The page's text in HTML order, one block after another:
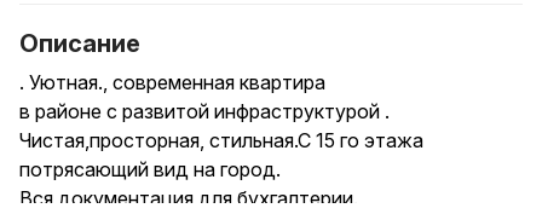
Описание
. Уютная., современная квартира
в районе с развитой инфраструктурой .
Чистая,просторная, стильная.С 15 го этажа
потрясающий вид на город.
Вся документация для бухгалтерии.